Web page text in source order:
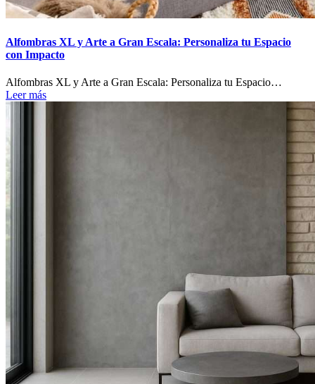
Alfombras XL y Arte a Gran Escala: Personaliza tu Espacio
con Impacto
Alfombras XL y Arte a Gran Escala: Personaliza tu Espacio…
Leer más